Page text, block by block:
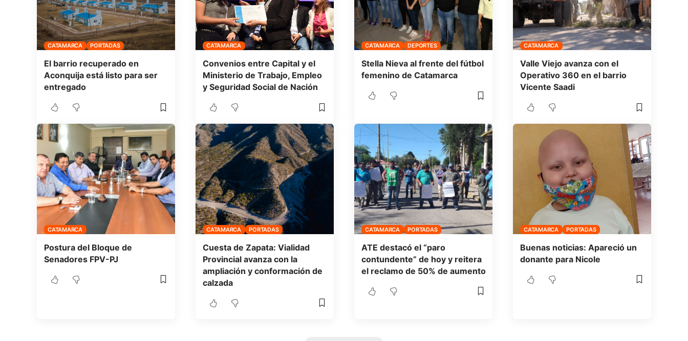
CATAMARCA PORTADAS
El barrio recuperado en
Aconquija está listo para ser
entregado
CATAMARCA
Convenios entre Capital y el
Ministerio de Trabajo, Empleo
y Seguridad Social de Nación
CATAMARCA DEPORTES
Stella Nieva al frente del fútbol
femenino de Catamarca
CATAMARCA
Valle Viejo avanza con el
Operativo 360 en el barrio
Vicente Saadi
CATAMARCA
Postura del Bloque de
Senadores FPV-PJ
CATAMARCA PORTADAS
Cuesta de Zapata: Vialidad
Provincial avanza con la
ampliación y conformación de
calzada
CATAMARCA PORTADAS
ATE destacó el “paro
contundente” de hoy y reitera
el reclamo de 50% de aumento
CATAMARCA PORTADAS
Buenas noticias: Apareció un
donante para Nicole